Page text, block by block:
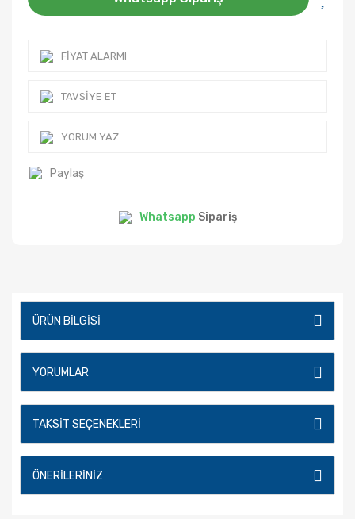
FIYAT ALARMI
TAVSIYE ET
YORUM YAZ
Paylaş
Whatsapp Sipariş
ÜRÜN BILGISI
YORUMLAR
TAKSIT SEÇENEKLERI
ÖNERILERINIZ